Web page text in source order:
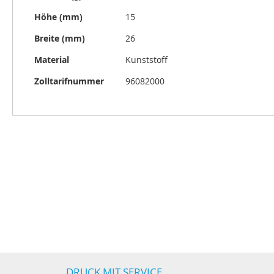
Höhe (mm)
15
Breite (mm)
26
Material
Kunststoff
Zolltarifnummer
96082000